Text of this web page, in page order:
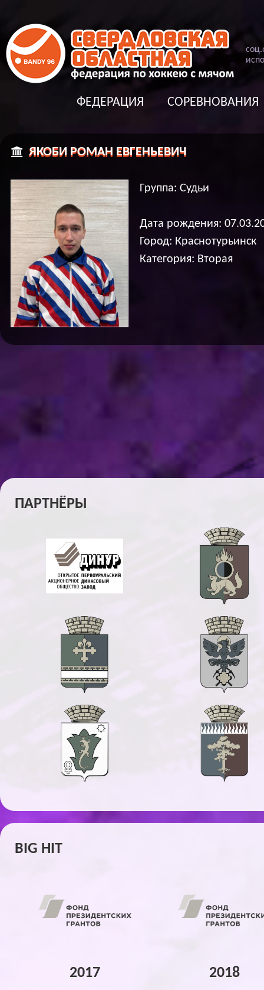
соц.
ФЕДЕРАЦИЯ СОРЕВНОВАНИЯ
ЯКОБИ РОМАН ЕВГЕНЬЕВИЧ
Группа: Судьи
Дата рождения:
Город: Краснотурьинск
Категория: Вторая
ПАРТНЁРЫ
BIG HIT
2017 2018